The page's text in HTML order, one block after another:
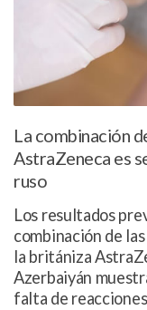
La combinación
AstraZeneca es
ruso
Los resultados
combinación de
la britániza
Azerbaiyán
falta de